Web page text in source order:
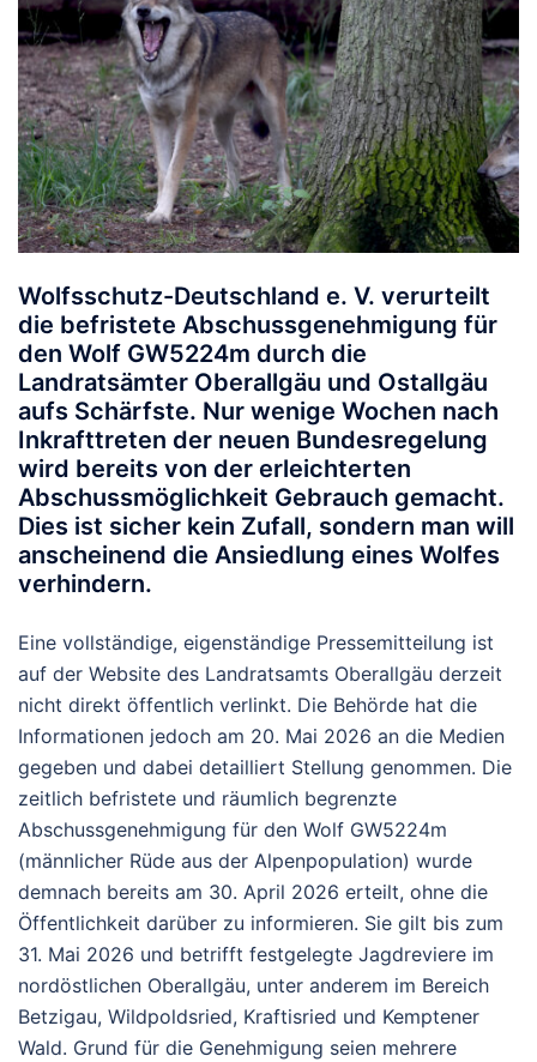
Wolfsschutz-Deutschland e. V. verurteilt
die befristete Abschussgenehmigung für
den Wolf GW5224m durch die
Landratsämter Oberallgäu und Ostallgäu
aufs Schärfste. Nur wenige Wochen nach
Inkrafttreten der neuen Bundesregelung
wird bereits von der erleichterten
Abschussmöglichkeit Gebrauch gemacht.
Dies ist sicher kein Zufall, sondern man will
anscheinend die Ansiedlung eines Wolfes
verhindern.
Eine vollständige, eigenständige Pressemitteilung ist
auf der Website des Landratsamts Oberallgäu derzeit
nicht direkt öffentlich verlinkt. Die Behörde hat die
Informationen jedoch am 20. Mai 2026 an die Medien
gegeben und dabei detailliert Stellung genommen. Die
zeitlich befristete und räumlich begrenzte
Abschussgenehmigung für den Wolf GW5224m
(männlicher Rüde aus der Alpenpopulation) wurde
demnach bereits am 30. April 2026 erteilt, ohne die
Öffentlichkeit darüber zu informieren. Sie gilt bis zum
31. Mai 2026 und betrifft festgelegte Jagdreviere im
nordöstlichen Oberallgäu, unter anderem im Bereich
Betzigau, Wildpoldsried, Kraftisried und Kemptener
Wald. Grund für die Genehmigung seien mehrere